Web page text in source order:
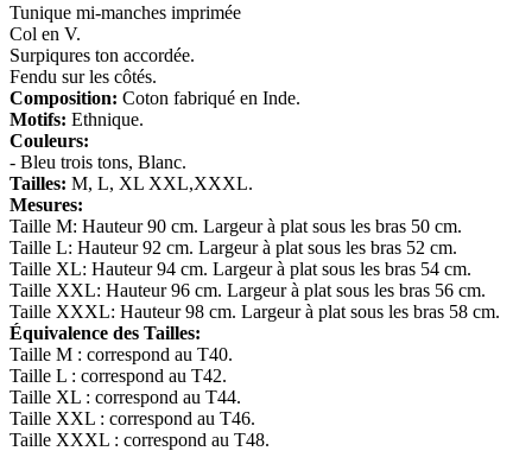
Tunique mi-manches imprimée
Col en V.
Surpiqures ton accordée.
Fendu sur les côtés.
Composition: Coton fabriqué en Inde.
Motifs: Ethnique.
Couleurs:
- Bleu trois tons, Blanc.
Tailles: M, L, XL XXL,XXXL.
Mesures:
Taille M: Hauteur 90 cm. Largeur à plat sous les bras 50 cm.
Taille L: Hauteur 92 cm. Largeur à plat sous les bras 52 cm.
Taille XL: Hauteur 94 cm. Largeur à plat sous les bras 54 cm.
Taille XXL: Hauteur 96 cm. Largeur à plat sous les bras 56 cm.
Taille XXXL: Hauteur 98 cm. Largeur à plat sous les bras 58 cm.
Équivalence des Tailles:
Taille M : correspond au T40.
Taille L : correspond au T42.
Taille XL : correspond au T44.
Taille XXL : correspond au T46.
Taille XXXL : correspond au T48.